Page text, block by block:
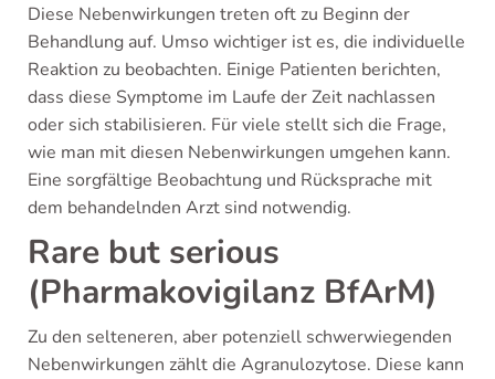
Diese Nebenwirkungen treten oft zu Beginn der
Behandlung auf. Umso wichtiger ist es, die individuelle
Reaktion zu beobachten. Einige Patienten berichten,
dass diese Symptome im Laufe der Zeit nachlassen
oder sich stabilisieren. Für viele stellt sich die Frage,
wie man mit diesen Nebenwirkungen umgehen kann.
Eine sorgfältige Beobachtung und Rücksprache mit
dem behandelnden Arzt sind notwendig.
Rare but serious
(Pharmakovigilanz BfArM)
Zu den selteneren, aber potenziell schwerwiegenden
Nebenwirkungen zählt die Agranulozytose. Diese kann